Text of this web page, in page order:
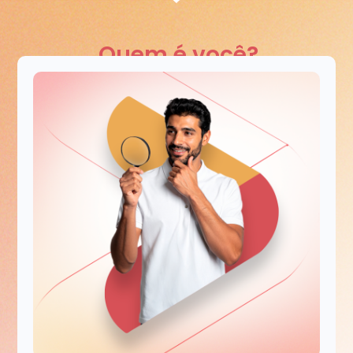
Quem é você?
Em que momento você se encontra? Escolha abaixo.